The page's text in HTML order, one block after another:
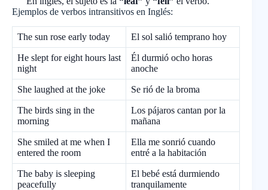
Ejemplos de verbos intransitivos en Inglés:
The sun rose early today El sol salió temprano hoy
He slept for eight hours last
night
Él durmió ocho horas
anoche
She laughed at the joke Se rió de la broma
The birds sing in the
morning
Los pájaros cantan por la
mañana
She smiled at me when I
entered the room
Ella me sonrió cuando
entré a la habitación
The baby is sleeping
peacefully
El bebé está durmiendo
tranquilamente